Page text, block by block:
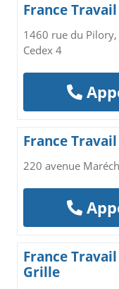
France
1460 rue du
Cedex 4
France Travail
220 avenue
France
Grille